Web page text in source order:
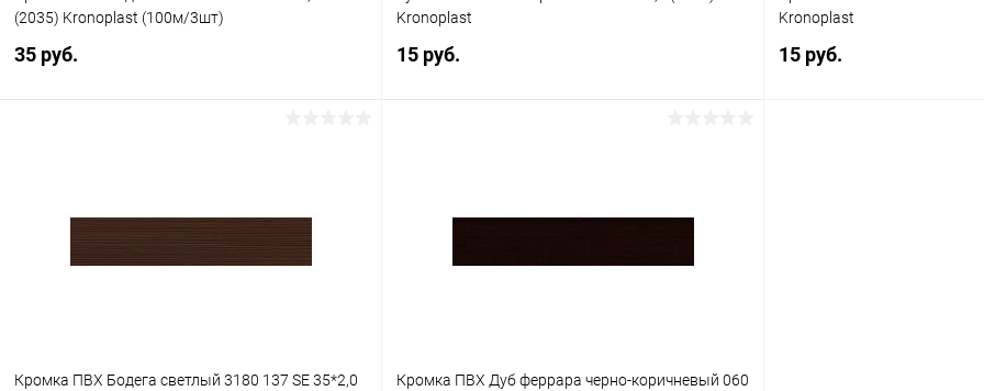
(2035) Kronoplast (100м/3шт)
35 руб.
В избранное Под заказ
Kronoplast
15 руб.
Kronoplast
15 руб.
Кромка ПВХ Бодега светлый 3180 137 SE 35*2,0
Кромка ПВХ Дуб феррара черно-коричневый 060